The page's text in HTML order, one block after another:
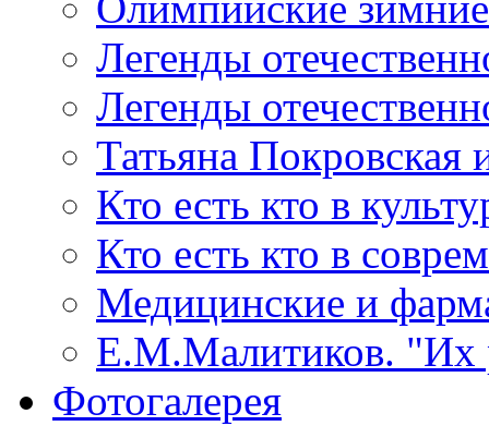
Легенды
Легенды
Татьяна Покровская
Кто есть кто в
Кто есть кто в
Медицинские и
Е.М.Малитиков. "Их
Фотогалерея